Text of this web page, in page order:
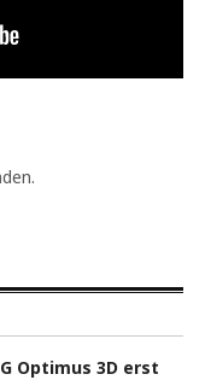
Optimus 3D erst